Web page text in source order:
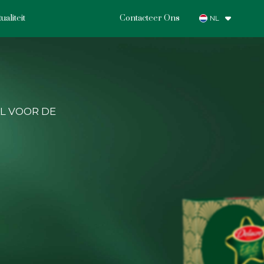
Contacteer Ons NL
VOOR DE